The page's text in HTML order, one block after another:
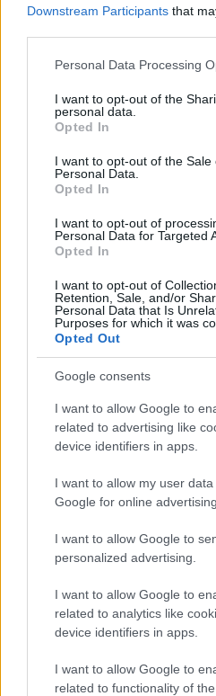
Downstream Participants that
Please note that this website/
not limited to your visit or usage
grant or deny consent to Google
use your data for below
consent section.
Personal Data Processing
I want to opt-out of the
personal data.
Opted In
I want to opt-out of the Sale
Personal Data.
Opted In
I want to opt-out of
Personal Data for Targeted
Opted In
I want to opt-out of
Retention, Sale, and/or
Personal Data that Is
Purposes for which it was
Opted Out
Google consents
I want to allow Google to
related to advertising like
device identifiers in apps.
I want to allow my user
Google for online
I want to allow Google to
personalized advertising.
I want to allow Google to
related to analytics like
device identifiers in apps.
I want to allow Google to
related to functionality of
(EQPAY)
Bitcoin
(BTC)
VNST Stablecoin
Ethereum
Tether
(USDT)
(BNB)
PLUS LUS
Crypto sur Crypto.com:
eToro: Guide étape par étape
Combien payez-vous d’impôts à